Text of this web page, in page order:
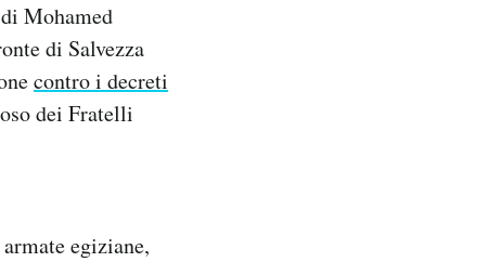
Mohamed
di Salvezza
contro i decreti
dei Fratelli
egiziane,